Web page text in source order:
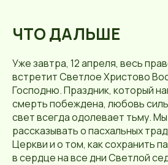
ЧТО ДАЛЬШЕ
Уже завтра, 12 апреля, весь
встретит Светлое Христово
Господню. Праздник, который
смерть побеждена, любовь
свет всегда одолевает тьму.
рассказывать о пасхальных
Церкви и о том, как сохранить
в сердце на все дни Светлой